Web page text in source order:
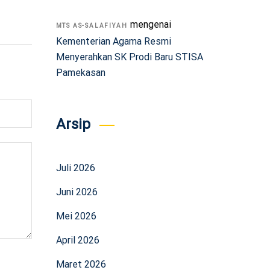
MTS AS-SALAFIYAH
mengenai
Kementerian Agama Resmi
Menyerahkan SK Prodi Baru STISA
Pamekasan
Arsip
Juli 2026
Juni 2026
Mei 2026
April 2026
Maret 2026